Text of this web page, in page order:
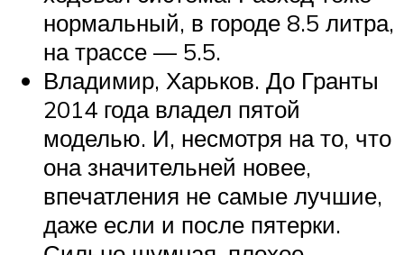
нормальный, в городе 8.5 литра,
на трассе — 5.5.
Владимир, Харьков. До Гранты
2014 года владел пятой
моделью. И, несмотря на то, что
она значительней новее,
впечатления не самые лучшие,
даже если и после пятерки.